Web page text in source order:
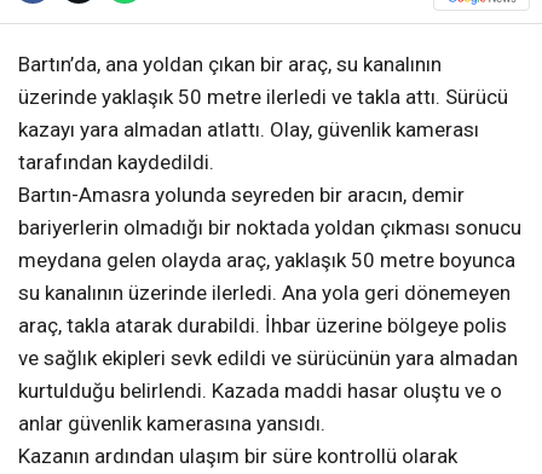
Bartın’da, ana yoldan çıkan bir araç, su kanalının
üzerinde yaklaşık 50 metre ilerledi ve takla attı. Sürücü
kazayı yara almadan atlattı. Olay, güvenlik kamerası
tarafından kaydedildi.
Bartın-Amasra yolunda seyreden bir aracın, demir
bariyerlerin olmadığı bir noktada yoldan çıkması sonucu
meydana gelen olayda araç, yaklaşık 50 metre boyunca
su kanalının üzerinde ilerledi. Ana yola geri dönemeyen
araç, takla atarak durabildi. İhbar üzerine bölgeye polis
ve sağlık ekipleri sevk edildi ve sürücünün yara almadan
kurtulduğu belirlendi. Kazada maddi hasar oluştu ve o
anlar güvenlik kamerasına yansıdı.
Kazanın ardından ulaşım bir süre kontrollü olarak